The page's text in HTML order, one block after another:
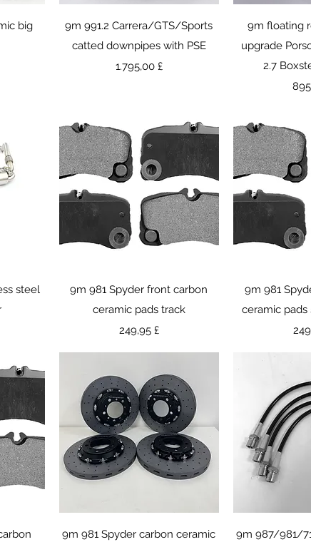
big
Γρήγορη προβολή
9m 991.2 Carrera/GTS/Sports
catted downpipes with PSE
Τιμή
1.795,00 £
9m floating
upgrade
2.7
steel
Γρήγορη προβολή
9m 981 Spyder front carbon
ceramic pads track
Τιμή
249,95 £
9m 981
ceramic
Γρήγορη προβολή
9m 981 Spyder carbon ceramic
9m 987/981/